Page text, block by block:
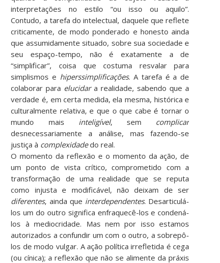
interpretações no estilo “ou isso ou aquilo”.
Contudo, a tarefa do intelectual, daquele que reflete
criticamente, de modo ponderado e honesto ainda
que assumidamente situado, sobre sua sociedade e
seu espaço-tempo, não é exatamente a de
“simplificar”, coisa que costuma resvalar para
simplismos e hiperssimplificações. A tarefa é a de
colaborar para elucidara realidade, sabendo que a
verdade é, em certa medida, ela mesma, histórica e
culturalmente relativa, e que o que cabe é tornar o
mundo mais inteligível, sem complicar
desnecessariamente a análise, mas fazendo-se
justiça à complexidadedo real.
O momento da reflexão e o momento da ação, de
um ponto de vista crítico, comprometido com a
transformação de uma realidade que se reputa
como injusta e modificável, não deixam de ser
diferentes, ainda que interdependentes. Desarticulá-
los um do outro significa enfraquecê-los e condená-
los à mediocridade. Mas nem por isso estamos
autorizados a confundir um com o outro, a sobrepô-
los de modo vulgar. A ação política irrefletida é cega
(ou cínica); a reflexão que não se alimente da práxis